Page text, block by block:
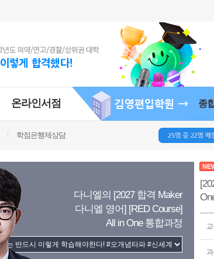
온라인서점 종
학점은행제상담
다니엘의 [2027 합격 Maker
다니엘 영어] [RED Course]
All in One 통합과정